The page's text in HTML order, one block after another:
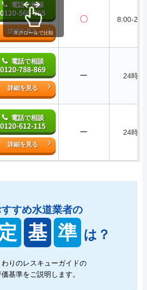
電話で相談
0120-569-365
詳細を見る
〇 8:00-
電話で相談
0120-788-869
詳細を見る
ー 24時間
電話で相談
0120-612-115
詳細を見る
ー 24時間
スクロールで比較
すめ水道業者の
定 基 準 は？
わりのレスキューガイドの
価基準をご説明します。